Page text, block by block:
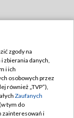
zgody na
zbierania danych,
i ich
osobowych przez
również „TVP”),
Zaufanych
tym do
zainteresowań i